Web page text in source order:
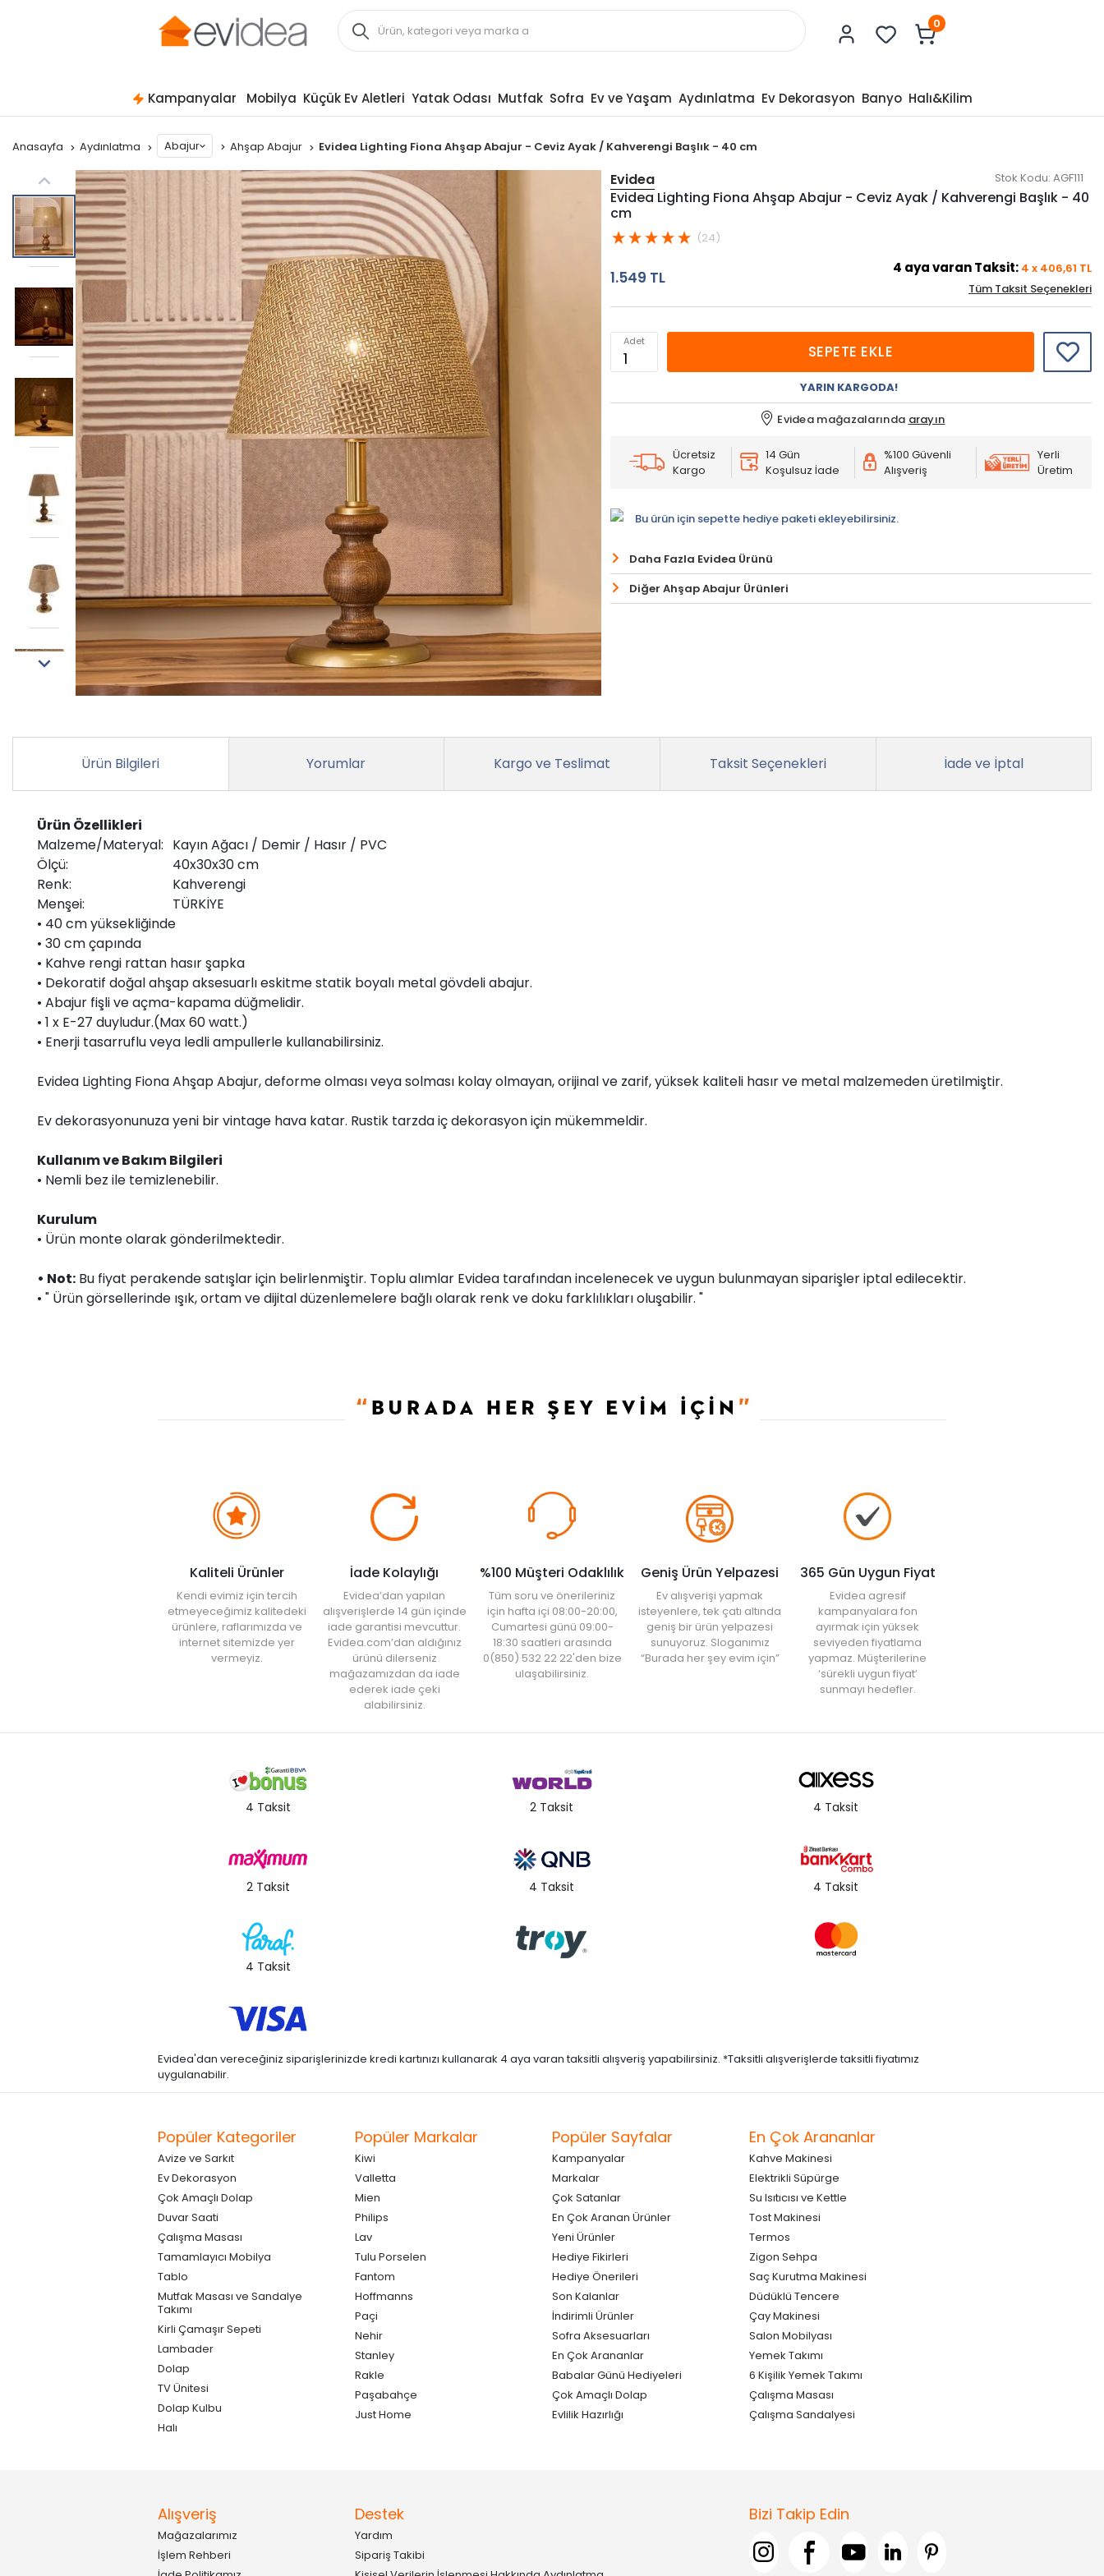
0
Kampanyalar Mobilya Küçük Ev Aletleri Yatak Odası Mutfak Sofra Ev ve Yaşam Aydınlatma Ev Dekorasyon Banyo Halı&Kilim
Anasayfa Aydınlatma Abajur Ahşap Abajur Evidea Lighting Fiona Ahşap Abajur - Ceviz Ayak / Kahverengi Başlık - 40 cm
Evidea Stok Kodu: AGF111
Evidea Lighting Fiona Ahşap Abajur - Ceviz Ayak / Kahverengi Başlık - 40
cm
(24)
1.549 TL
4 aya varan Taksit: 4 x 406,61 TL
Tüm Taksit Seçenekleri
Adet
SEPETE EKLE
YARIN KARGODA!
Evidea mağazalarında arayın
Ücretsiz
Kargo
14 Gün
Koşulsuz İade
%100 Güvenli
Alışveriş
Yerli
Üretim
Bu ürün için sepette hediye paketi ekleyebilirsiniz.
Daha Fazla Evidea Ürünü
Diğer Ahşap Abajur Ürünleri
Ürün Bilgileri Yorumlar Kargo ve Teslimat Taksit Seçenekleri İade ve İptal
Ürün Özellikleri
Malzeme/Materyal: Kayın Ağacı / Demir / Hasır / PVC
Ölçü:
40x30x30 cm
Renk:
Kahverengi
Menşei:
TÜRKİYE
• 40 cm yüksekliğinde
• 30 cm çapında
• Kahve rengi rattan hasır şapka
• Dekoratif doğal ahşap aksesuarlı eskitme statik boyalı metal gövdeli abajur.
• Abajur fişli ve açma-kapama düğmelidir.
• 1 x E-27 duyludur.(Max 60 watt.)
• Enerji tasarruflu veya ledli ampullerle kullanabilirsiniz.
Evidea Lighting Fiona Ahşap Abajur, deforme olması veya solması kolay olmayan, orijinal ve zarif, yüksek kaliteli hasır ve metal malzemeden üretilmiştir.
Ev dekorasyonunuza yeni bir vintage hava katar. Rustik tarzda iç dekorasyon için mükemmeldir.
Kullanım ve Bakım Bilgileri
• Nemli bez ile temizlenebilir.
Kurulum
• Ürün monte olarak gönderilmektedir.
• Not: Bu fiyat perakende satışlar için belirlenmiştir. Toplu alımlar Evidea tarafından incelenecek ve uygun bulunmayan siparişler iptal edilecektir.
• " Ürün görsellerinde ışık, ortam ve dijital düzenlemelere bağlı olarak renk ve doku farklılıkları oluşabilir. "
Kaliteli Ürünler
Kendi evimiz için tercih
etmeyeceğimiz kalitedeki
ürünlere, raflarımızda ve
internet sitemizde yer
vermeyiz.
İade Kolaylığı
Evidea’dan yapılan
alışverişlerde 14 gün içinde
iade garantisi mevcuttur.
Evidea.com’dan aldığınız
ürünü dilerseniz
mağazamızdan da iade
ederek iade çeki
alabilirsiniz.
%100 Müşteri Odaklılık
Tüm soru ve önerileriniz
için hafta içi 08:00-20:00,
Cumartesi günü 09:00-
18:30 saatleri arasında
0(850) 532 22 22'den bize
ulaşabilirsiniz.
Geniş Ürün Yelpazesi
Ev alışverişi yapmak
isteyenlere, tek çatı altında
geniş bir ürün yelpazesi
sunuyoruz. Sloganımız
“Burada her şey evim için”
365 Gün Uygun Fiyat
Evidea agresif
kampanyalara fon
ayırmak için yüksek
seviyeden fiyatlama
yapmaz. Müşterilerine
‘sürekli uygun fiyat’
sunmayı hedefler.
4 Taksit 2 Taksit 4 Taksit
2 Taksit 4 Taksit 4 Taksit
4 Taksit
Evidea'dan vereceğiniz siparişlerinizde kredi kartınızı kullanarak 4 aya varan taksitli alışveriş yapabilirsiniz. *Taksitli alışverişlerde taksitli fiyatımız
uygulanabilir.
Popüler Kategoriler
Avize ve Sarkıt
Ev Dekorasyon
Çok Amaçlı Dolap
Duvar Saati
Çalışma Masası
Tamamlayıcı Mobilya
Tablo
Mutfak Masası ve Sandalye
Takımı
Kirli Çamaşır Sepeti
Lambader
Dolap
TV Ünitesi
Dolap Kulbu
Halı
Popüler Markalar
Kiwi
Valletta
Mien
Philips
Lav
Tulu Porselen
Fantom
Hoffmanns
Paçi
Nehir
Stanley
Rakle
Paşabahçe
Just Home
Popüler Sayfalar
Kampanyalar
Markalar
Çok Satanlar
En Çok Aranan Ürünler
Yeni Ürünler
Hediye Fikirleri
Hediye Önerileri
Son Kalanlar
İndirimli Ürünler
Sofra Aksesuarları
En Çok Arananlar
Babalar Günü Hediyeleri
Çok Amaçlı Dolap
Evlilik Hazırlığı
En Çok Arananlar
Kahve Makinesi
Elektrikli Süpürge
Su Isıtıcısı ve Kettle
Tost Makinesi
Termos
Zigon Sehpa
Saç Kurutma Makinesi
Düdüklü Tencere
Çay Makinesi
Salon Mobilyası
Yemek Takımı
6 Kişilik Yemek Takımı
Çalışma Masası
Çalışma Sandalyesi
Alışveriş
Mağazalarımız
İşlem Rehberi
Destek
Yardım
Sipariş Takibi
Bizi Takip Edin